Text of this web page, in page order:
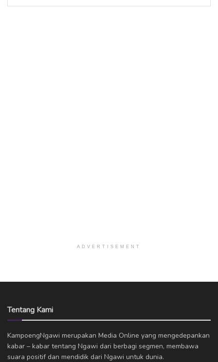
ADVERTISEMENT
Tentang Kami
KampoengNgawi merupakan Media Online yang mengedepankan
kabar – kabar tentang Ngawi dari berbagi segmen, membawa
suara positif dan mendidik dari Ngawi untuk dunia.